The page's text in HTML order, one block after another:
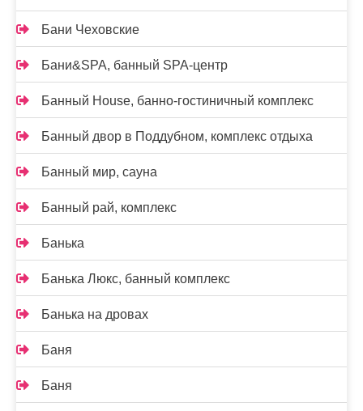
Бани Чеховские
Бани&SPA, банный SPA-центр
Банный House, банно-гостиничный комплекс
Банный двор в Поддубном, комплекс отдыха
Банный мир, сауна
Банный рай, комплекс
Банька
Банька Люкс, банный комплекс
Банька на дровах
Баня
Баня